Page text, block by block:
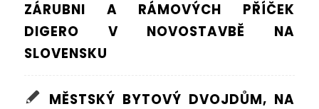
ZÁRUBNI A RÁMOVÝCH PŘÍČEK
DIGERO V NOVOSTAVBĚ NA
SLOVENSKU
MĚSTSKÝ BYTOVÝ DVOJDŮM, NA